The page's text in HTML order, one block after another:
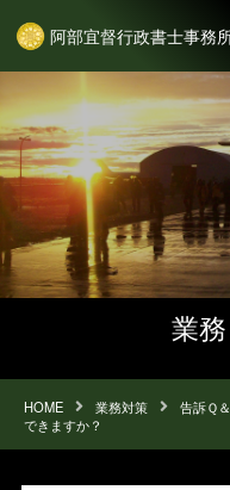
阿部宜督行政書士事務
業
HOME 業務対策 告訴Ｑ
できますか？